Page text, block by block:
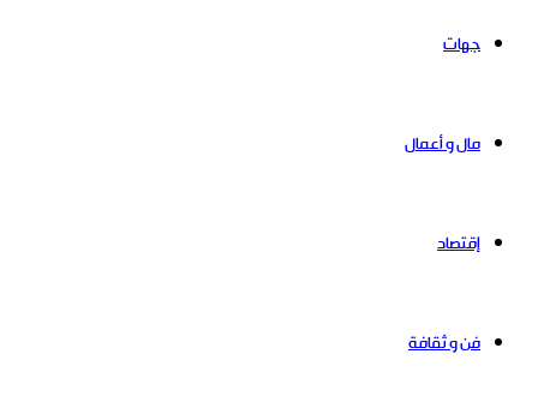
جهات
مال و أعمال
إقتصاد
فن و ثقافة